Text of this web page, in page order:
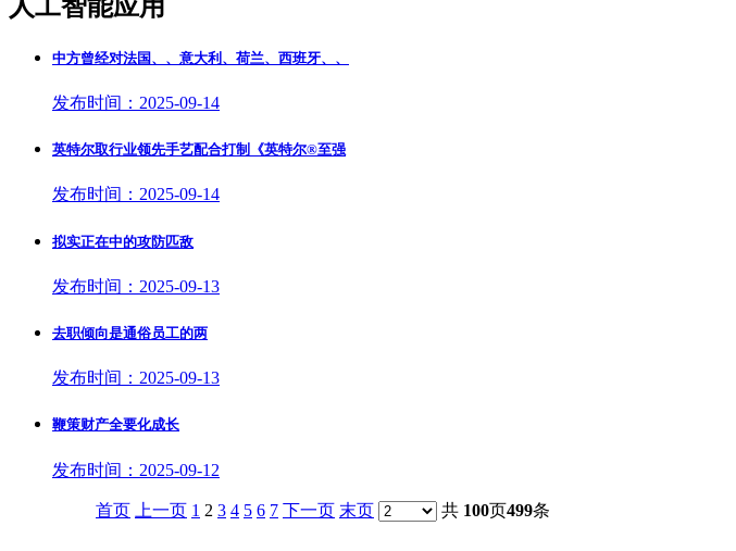
人工智能应用
中方曾经对法国、、意大利、荷兰、西班牙、、
发布时间：2025-09-14
英特尔取行业领先手艺配合打制《英特尔®️至强
发布时间：2025-09-14
拟实正在中的攻防匹敌
发布时间：2025-09-13
去职倾向是通俗员工的两
发布时间：2025-09-13
鞭策财产全要化成长
发布时间：2025-09-12
首页 上一页 1 2 3 4 5 6 7 下一页 末页 共 100页499条